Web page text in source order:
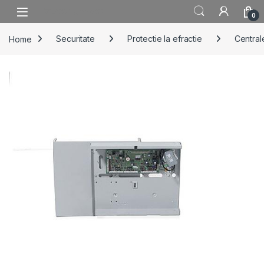
Skip to navigation
Skip to content
0
Home Securitate Protectie la efractie